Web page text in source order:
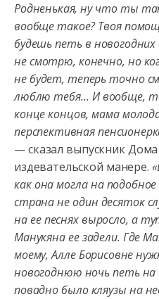
Родненькая, ну что ты
вообще такое? Твоя
будешь петь в
не смотрю, конечно, но
не будет, теперь точно
люблю тебя… И вообще,
конце концов, мама
перспективная
— сказал выпускник
издевательской манере.
как она могла на
страна не один десяток
на ее песнях выросло, а
Манукяна ее задели. Где
моему, Алле Борисовне
новогоднюю ночь петь на
повадно было кляузы на